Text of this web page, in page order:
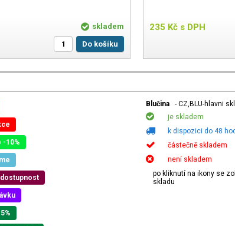
skladem
Do košíku
235 Kč s DPH
-10%
dostupnost
Blučina
- CZ,BLU-hlavni
je skladem
k dispozici do 48
částečně skladem
není skladem
po kliknutí na ikony se
skladu